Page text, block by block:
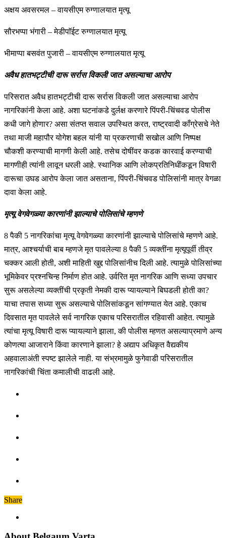
अक्षय अवसरमल – वायसीएम रुग्णालयात मृत्यू
सौरभप्पा भंगारी – मेडीपाॅईट रुग्णालयात मृत्यू
भीमाप्पा बसवंत पुजारी – वायसीएम रुग्णालयात मृत्यू
अवैध हातभट्टीची दारू सर्रास विकली जात असल्याचा आरोप
परिसरात अवैध हातभट्टीची दारू सर्रास विकली जात असल्याचा आरोप
नागरिकांनी केला आहे. अशा घटनांकडे दुर्लक्ष करणारे पिंपरी-चिंचवड पोलीस
कधी जागे होणार? असा संतप्त सवाल उपस्थित करत, राष्ट्रवादी काँग्रेसचे नेते
तथा माजी महापौर योगेश बहल यांनी या प्रकरणाची सखोल आणि निष्पक्ष
चौकशी करण्याची मागणी केली आहे. तसेच दोषींवर कडक कारवाई करण्याची
मागणीही त्यांनी लावून धरली आहे. स्थानिक आणि लोकप्रतिनिधींकडून विषारी
दारूचा उघड आरोप केला जात असताना, पिंपरी-चिंचवड पोलिसांनी मात्र वेगळा
दावा केला आहे.
मृत्यू वेगवेगळ्या कारणांनी झाल्याचे पोलिसांचे म्हणणे
8 पैकी 5 नागरिकांचा मृत्यू वेगवेगळ्या कारणांनी झाल्याचे पोलिसांचे म्हणणे आहे.
मात्र, आश्चर्याची बाब म्हणजे मृत पावलेल्या 8 पैकी 5 व्यक्तींना मृत्यूपूर्वी तीव्र
चक्कर आली होती, अशी माहिती खुद्द पोलिसांनीच दिली आहे. त्यामुळे पोलिसांच्या
भूमिकेवर प्रश्नचिन्ह निर्माण होत आहे. उर्वरित मृत नागरिक आणि सध्या उपचार
सुरू असलेल्या व्यक्तींची प्रकृती नेमकी दारू प्यायल्याने बिघडली होती का?
याचा तपास सध्या सुरू असल्याचे पोलिसांकडून सांगण्यात येत आहे. एकाच
दिवसात मृत पावलेले सर्व नागरिक एकाच परिसरातील रहिवासी आहेत. त्यामुळे
त्यांचा मृत्यू विषारी दारू प्यायल्याने झाला, की पोलीस म्हणत असल्याप्रमाणे अन्य
कोणत्या आजाराने किंवा कारणाने झाला? हे अद्याप अधिकृत वैद्यकीय
अहवालाअंती स्पष्ट झालेले नाही. या संभ्रमामुळे फुगेवाडी परिसरातील
नागरिकांची चिंता कमालीची वाढली आहे.
Share